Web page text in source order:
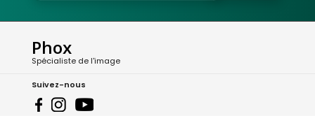
Phox
Spécialiste de l'image
Suivez-nous